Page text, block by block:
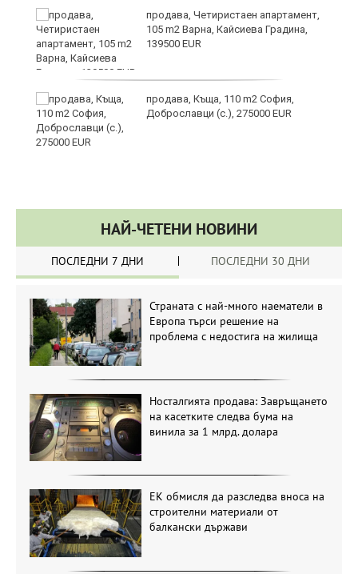
продава, Четиристаен апартамент,
105 m2 Варна, Кайсиева Градина,
139500 EUR
продава, Къща, 110 m2 София,
Доброславци (с.), 275000 EUR
НАЙ-ЧЕТЕНИ НОВИНИ
ПОСЛЕДНИ 7 ДНИ ПОСЛЕДНИ 30 ДНИ
Страната с най-много наематели в
Европа търси решение на
проблема с недостига на жилища
Носталгията продава: Завръщането
на касетките следва бума на
винила за 1 млрд. долара
ЕК обмисля да разследва вноса на
строителни материали от
балкански държави